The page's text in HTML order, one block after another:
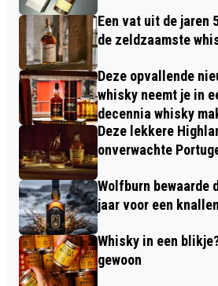
Een vat uit de jaren
de zeldzaamste
Deze opvallende
whisky neemt je in
decennia whisky
Deze lekkere
onverwachte
Wolfburn bewaarde
jaar voor een
Whisky in een
gewoon